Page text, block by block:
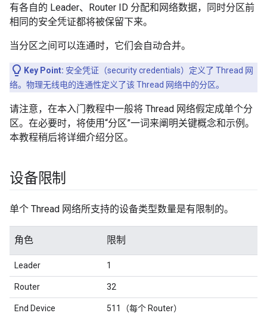
有各自的 Leader、Router ID 分配和网络数据，同时分区前
相同的安全凭证都将被保留下来。
当分区之间可以连通时，它们会自动合并。
Key Point: 安全凭证（security credentials）定义了 Thread 网
络。物理无线电的连通性定义了该 Thread 网络中的分区。
请注意，在本入门教程中一般将 Thread 网络假定成单个分
区。在必要时，将使用“分区”一词来阐明关键概念和示例。
本教程稍后将详细介绍分区。
设备限制
单个 Thread 网络所支持的设备类型数量是有限制的。
角色 限制
Leader 1
Router 32
End Device 511（每个 Router）